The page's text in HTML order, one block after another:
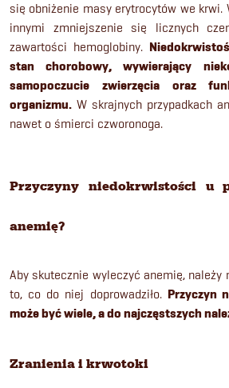
się obniżenie masy erytrocytów we krwi.
innymi zmniejszenie się licznych
zawartości hemoglobiny.
stan chorobowy, wywierający
samopoczucie zwierzęcia oraz
organizmu. W skrajnych przypadkach
nawet o śmierci czworonoga.
Przyczyny niedokrwistości u
anemię?
Aby skutecznie wyleczyć anemię, należy
to, co do niej doprowadziło. Przyczyn
może być wiele, a do najczęstszych
Zranienia i krwotoki